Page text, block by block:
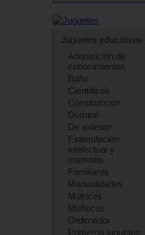
Juguetes educativos
Adquisición de
conocimientos
Baño
Científicos
Construcción
Dominó
De exterior
Estimulación
intelectual y
memoria
Familiares
Manualidades
Motrices
Muñecos
Ordenador
Primeros juguetes